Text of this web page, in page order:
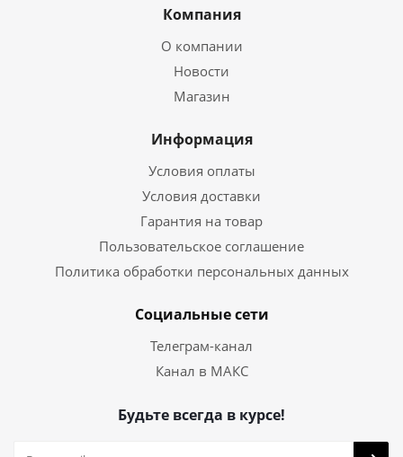
Компания
О компании
Новости
Магазин
Информация
Условия оплаты
Условия доставки
Гарантия на товар
Пользовательское соглашение
Политика обработки персональных данных
Социальные сети
Телеграм-канал
Канал в МАКС
Будьте всегда в курсе!